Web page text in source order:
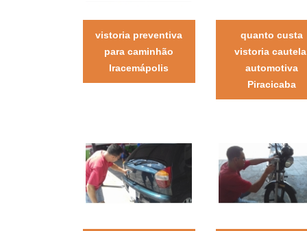
vistoria preventiva
para caminhão
Iracemápolis
quanto custa
vistoria
automotiva
Piracicaba